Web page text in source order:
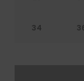
34